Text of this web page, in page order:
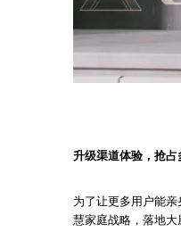
升级渠道体验，抢
为了让更多用户能
慧家庭战略，落地大